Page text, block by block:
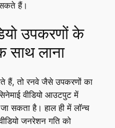
हैं।
उपकरणों के
लाना
हैं, तो रनवे जैसे उपकरणों का
वीडियो आउटपुट में
सकता है। हाल ही में लॉन्च
जनरेशन गति को